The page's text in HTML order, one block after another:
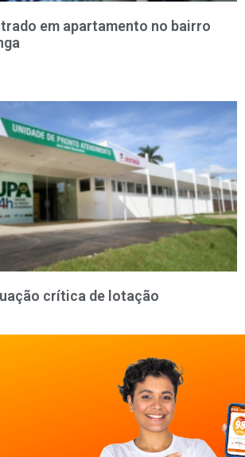
em apartamento no bairro
crítica de lotação